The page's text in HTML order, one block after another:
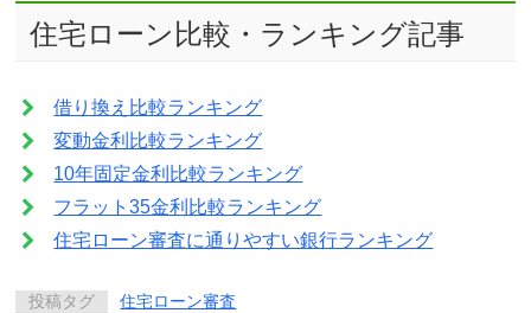
住宅ローン比較・ランキング記事
借り換え比較ランキング
変動金利比較ランキング
10年固定金利比較ランキング
フラット35金利比較ランキング
住宅ローン審査に通りやすい銀行ランキング
投稿タグ 住宅ローン審査